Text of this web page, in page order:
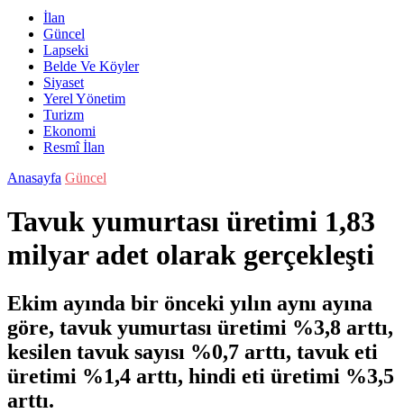
İlan
Güncel
Lapseki
Belde Ve Köyler
Siyaset
Yerel Yönetim
Turizm
Ekonomi
Resmî İlan
Anasayfa Güncel
Tavuk yumurtası üretimi 1,83
milyar adet olarak gerçekleşti
Ekim ayında bir önceki yılın aynı ayına
göre, tavuk yumurtası üretimi %3,8 arttı,
kesilen tavuk sayısı %0,7 arttı, tavuk eti
üretimi %1,4 arttı, hindi eti üretimi %3,5
arttı.